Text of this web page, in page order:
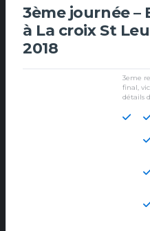
3ème journée –
à La croix St
2018
3eme
final,
détails